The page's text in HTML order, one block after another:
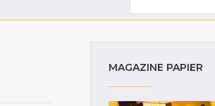
MAGAZINE PAPIER